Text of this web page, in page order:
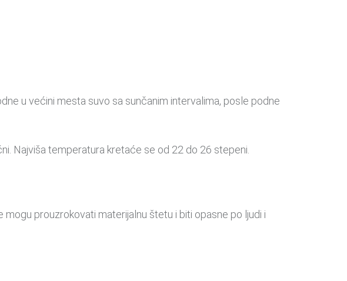
u većini mesta suvo sa sunčanim intervalima, posle podne
Najviša temperatura kretaće se od 22 do 26 stepeni.
prouzrokovati materijalnu štetu i biti opasne po ljudi i